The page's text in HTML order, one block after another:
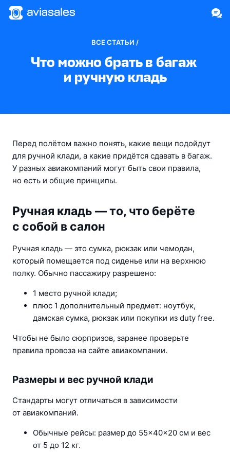
ВСЕ СТАТЬИ /
Что можно брать в багаж
и ручную кладь
Перед полётом важно понять, какие вещи подойдут
для ручной клади, а какие придётся сдавать в багаж.
У разных авиакомпаний могут быть свои правила,
но есть и общие принципы.
Ручная кладь — то, что берёте
с собой в салон
Ручная кладь — это сумка, рюкзак или чемодан,
который помещается под сиденье или на верхнюю
полку. Обычно пассажиру разрешено:
1 место ручной клади;
плюс 1 дополнительный предмет: ноутбук,
дамская сумка, рюкзак или покупки из duty free.
Чтобы не было сюрпризов, заранее проверьте
правила провоза на сайте авиакомпании.
Размеры и вес ручной клади
Стандарты могут отличаться в зависимости
от авиакомпаний.
Обычные рейсы: размер до 55×40×20 см и вес
от 5 до 12 кг.